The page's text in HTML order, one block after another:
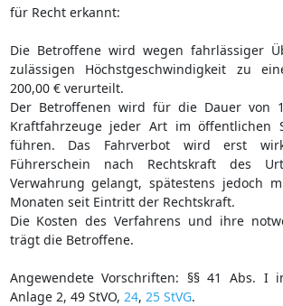
für Recht erkannt:
Die Betroffene wird wegen fahrlässiger
zulässigen Höchstgeschwindigkeit zu
200,00 € verurteilt.
Der Betroffenen wird für die Dauer von
Kraftfahrzeuge jeder Art im öffentlichen
führen. Das Fahrverbot wird erst
Führerschein nach Rechtskraft des
Verwahrung gelangt, spätestens jedoch
Monaten seit Eintritt der Rechtskraft.
Die Kosten des Verfahrens und ihre
trägt die Betroffene.
Angewendete Vorschriften: §§ 41 Abs. I
Anlage 2, 49 StVO, 24, 25 StVG.